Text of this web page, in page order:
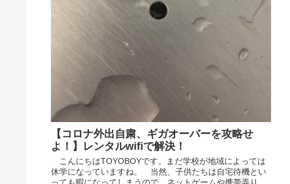
【コロナ外出自粛、ギガオーバーを攻略せ
よ！】レンタルwifiで解決！
こんにちはTOYOBOYです。まだ学校が地域によっては
休学になっていますね。 当然、子供たちは自宅待機とい